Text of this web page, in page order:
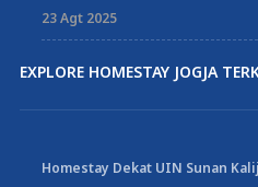
23 Agt 2025
EXPLORE HOMESTAY JOGJA
Homestay Dekat UIN Sunan